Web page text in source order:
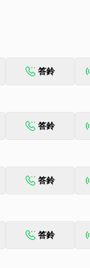
答鈴
答鈴
答鈴
答鈴